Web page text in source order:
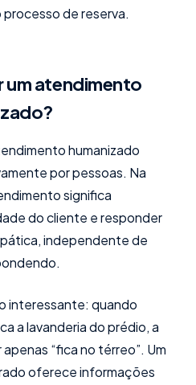
de reserva.
um atendimento
humanizado
por pessoas. Na
significa
do cliente e responder
independente de
interessante: quando
a lavanderia do prédio, a
“fica no térreo”. Um
oferece informações